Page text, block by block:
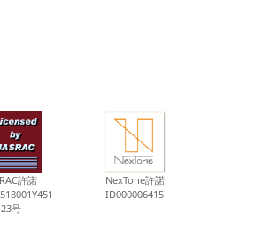
許諾
23号
NexTone許諾
ID000006415